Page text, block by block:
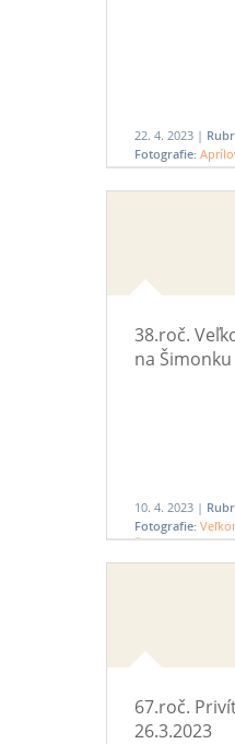
22. 4. 2023 |
Fotografie:
22.4.2023
38.roč.
na
10. 4. 2023 |
Fotografie:
Šimonku
67.roč.
26.3.2023